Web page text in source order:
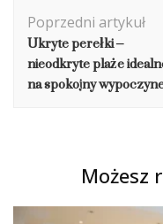
wpisu
Poprzedni artykuł
Ukryte perełki –
nieodkryte plaże
na spokojny
Możesz